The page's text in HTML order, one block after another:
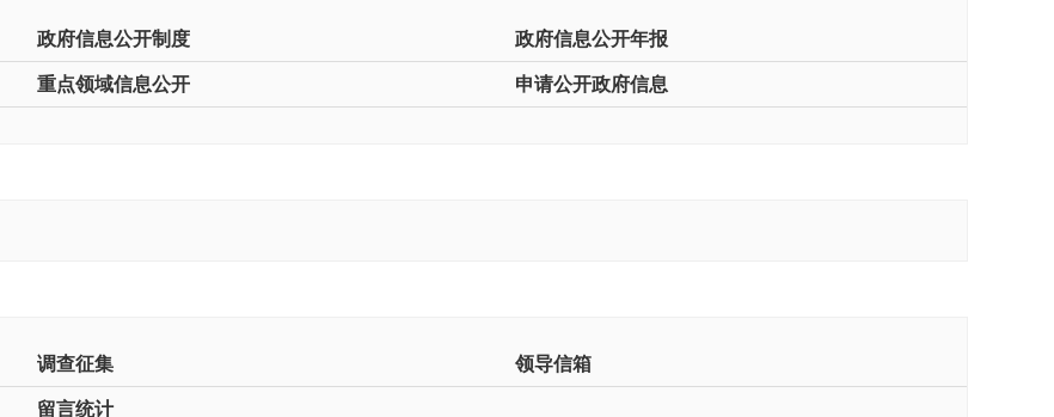
政府信息公开制度 政府信息公开年报
重点领域信息公开 申请公开政府信息
调查征集 领导信箱
留言统计